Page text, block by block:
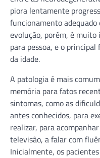
piora lentamente
funcionamento adequado
evolução, porém, é
para pessoa, e o
da idade.
A patologia é mais
memória para fatos
sintomas, como as
antes conhecidos, para
realizar, para
televisão, a falar com
Inicialmente, os